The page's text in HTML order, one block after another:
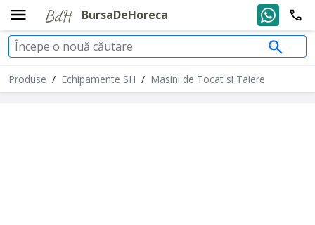
BursaDeHoreca
Produse / Echipamente SH / Masini de Tocat si Taiere